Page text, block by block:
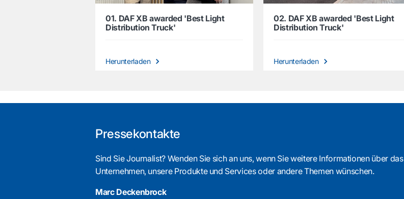
01. DAF XB awarded 'Best Light
Distribution Truck'
Herunterladen
02. DAF XB awarded 'Best Light
Distribution Truck'
Herunterladen
Pressekontakte
Sind Sie Journalist? Wenden Sie sich an uns, wenn Sie weitere Informationen über das
Unternehmen, unsere Produkte und Services oder andere Themen wünschen.
Marc Deckenbrock